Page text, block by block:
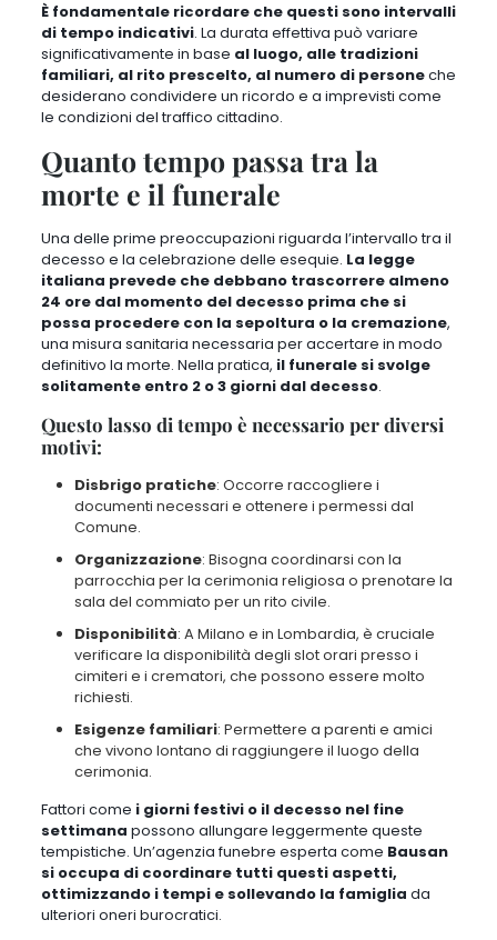
È fondamentale ricordare che questi sono intervalli
di tempo indicativi. La durata effettiva può variare
significativamente in base al luogo, alle tradizioni
familiari, al rito prescelto, al numero di personeche
desiderano condividere un ricordo e a imprevisti come
le condizioni del traffico cittadino.
Quanto tempo passa tra la
morte e il funerale
Una delle prime preoccupazioni riguarda l’intervallo tra il
decesso e la celebrazione delle esequie. La legge
italiana prevede che debbano trascorrere almeno
24 ore dal momento del decesso prima che si
possa procedere con la sepoltura o la cremazione,
una misura sanitaria necessaria per accertare in modo
definitivo la morte. Nella pratica, il funerale si svolge
solitamente entro 2 o 3 giorni dal decesso.
Questo lasso di tempo è necessario per diversi
motivi:
Disbrigo pratiche: Occorre raccogliere i
documenti necessari e ottenere i permessi dal
Comune.
Organizzazione: Bisogna coordinarsi con la
parrocchia per la cerimonia religiosa o prenotare la
sala del commiato per un rito civile.
Disponibilità: A Milano e in Lombardia, è cruciale
verificare la disponibilità degli slot orari presso i
cimiteri e i crematori, che possono essere molto
richiesti.
Esigenze familiari: Permettere a parenti e amici
che vivono lontano di raggiungere il luogo della
cerimonia.
Fattori come i giorni festivi o il decesso nel fine
settimana possono allungare leggermente queste
tempistiche. Un’agenzia funebre esperta come Bausan
si occupa di coordinare tutti questi aspetti,
ottimizzando i tempi e sollevando la famiglia da
ulteriori oneri burocratici.